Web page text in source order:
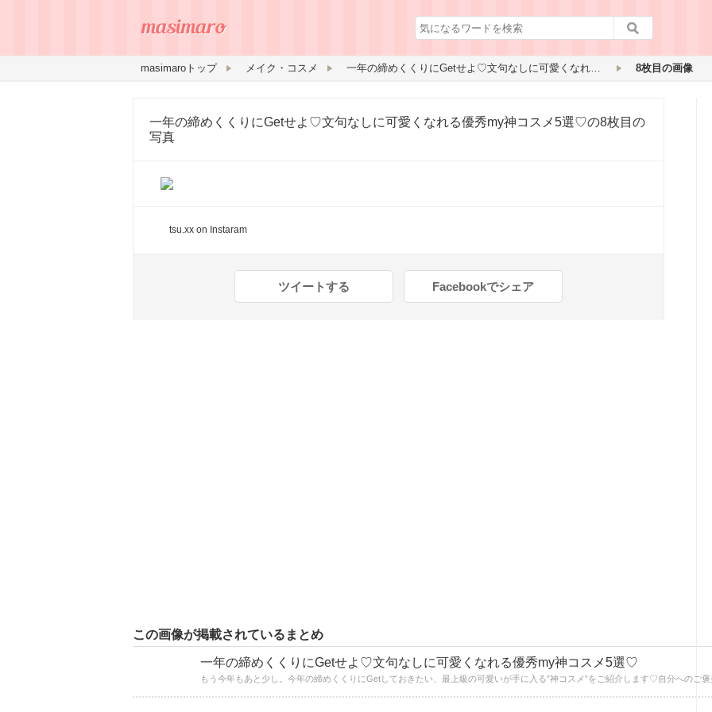
masimaroトップ メイク・コスメ 一年の締めくくりにGetせよ♡文句なしに可愛くなれる優秀my神コスメ5選♡ 8枚目の画像
一年の締めくくりにGetせよ♡文句なしに可愛くなれる優秀my神コスメ5選♡の8枚目の
写真
tsu.xx on Instaram
ツイートする Facebookでシェア
この画像が掲載されているまとめ
一年の締めくくりにGetせよ♡文句なしに可愛くなれる優秀my神コスメ5選♡
もう今年もあと少し。今年の締めくくりにGetしておきたい、最上級の可愛いが手に入る”神コスメ”をご紹介します♡自分へのご